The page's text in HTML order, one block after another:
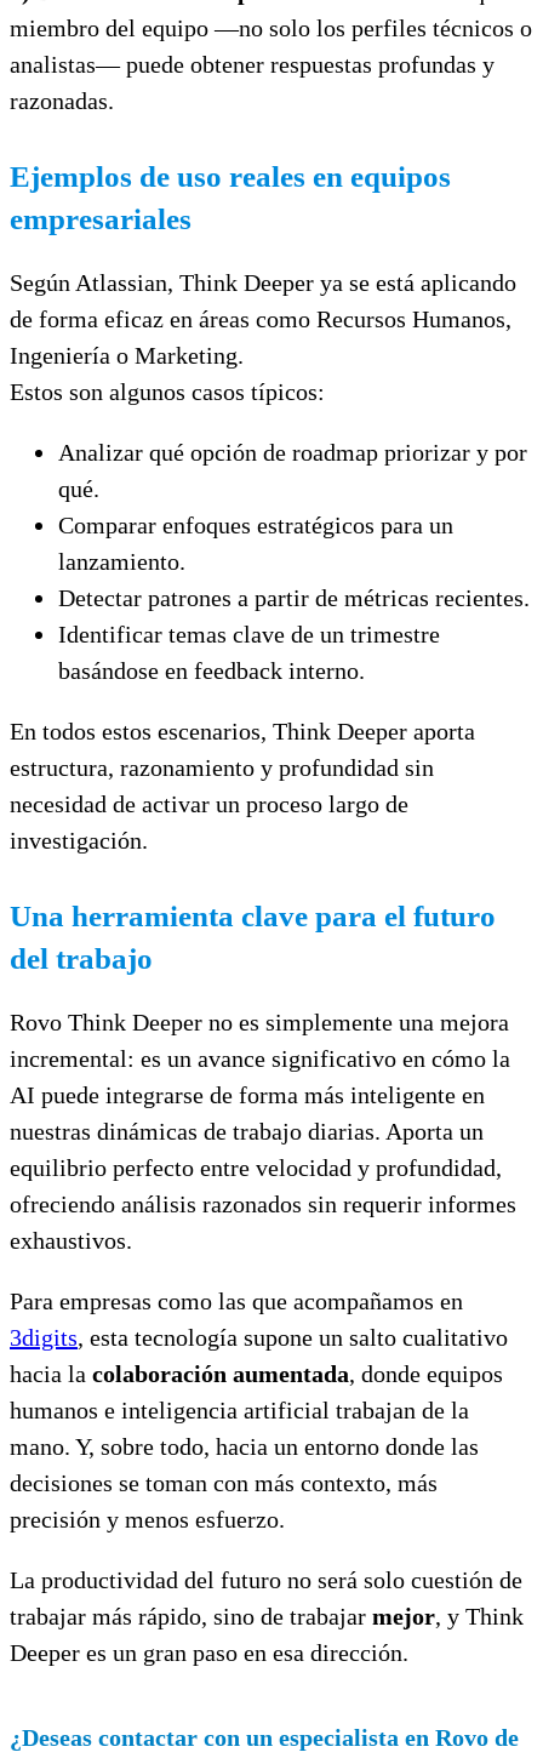
miembro del equipo —no solo los perfiles técnicos o
analistas— puede obtener respuestas profundas y
razonadas.
Ejemplos de uso reales en equipos
empresariales
Según Atlassian, Think Deeper ya se está aplicando
de forma eficaz en áreas como Recursos Humanos,
Ingeniería o Marketing.
Estos son algunos casos típicos:
Analizar qué opción de roadmap priorizar y por
qué.
Comparar enfoques estratégicos para un
lanzamiento.
Detectar patrones a partir de métricas recientes.
Identificar temas clave de un trimestre
basándose en feedback interno.
En todos estos escenarios, Think Deeper aporta
estructura, razonamiento y profundidad sin
necesidad de activar un proceso largo de
investigación.
Una herramienta clave para el futuro
del trabajo
Rovo Think Deeper no es simplemente una mejora
incremental: es un avance significativo en cómo la
AI puede integrarse de forma más inteligente en
nuestras dinámicas de trabajo diarias. Aporta un
equilibrio perfecto entre velocidad y profundidad,
ofreciendo análisis razonados sin requerir informes
exhaustivos.
Para empresas como las que acompañamos en
3digits, esta tecnología supone un salto cualitativo
hacia la colaboración aumentada, donde equipos
humanos e inteligencia artificial trabajan de la
mano. Y, sobre todo, hacia un entorno donde las
decisiones se toman con más contexto, más
precisión y menos esfuerzo.
La productividad del futuro no será solo cuestión de
trabajar más rápido, sino de trabajar mejor, y Think
Deeper es un gran paso en esa dirección.
¿Deseas contactar con un especialista en Rovo de